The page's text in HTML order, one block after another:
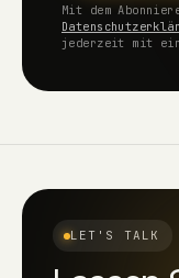
Mit dem
jederzeit mit
LET'S TALK